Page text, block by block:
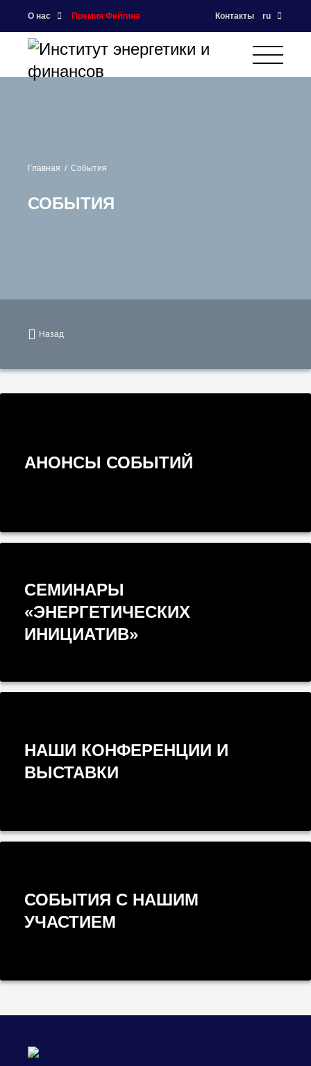
О нас Премия Фейгина Контакты ru
Главная События
СОБЫТИЯ
Назад
АНОНСЫ СОБЫТИЙ
СЕМИНАРЫ
«ЭНЕРГЕТИЧЕСКИХ
ИНИЦИАТИВ»
НАШИ КОНФЕРЕНЦИИ И
ВЫСТАВКИ
СОБЫТИЯ С НАШИМ
УЧАСТИЕМ